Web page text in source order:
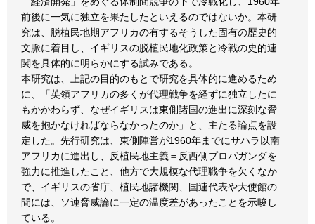
前後に一気に独立を果たしたといえるのではないか。本研
究は、脱植民地期アフリカの有するそうした固有の歴史的
文脈に着目し、イギリスの脱植民地化政策と冷戦の史的連
関を具体的に明らかにする試みである。
本研究は、上記の目的のもとで研究を具体的に進めるため
に、「英領アフリカの多くが代理戦争を経ずに独立したに
もかかわらず、なぜイギリスは東側諸国の進出に深刻な脅
威を抱かなければならなかったのか」と、主たる論点を設
定した。先行研究は、東側陣営が1960年までにサハラ以南
アフリカに進出し、反植民地主義＝反西側プロパガンダを
強力に推進したこと、他方で大規模な代理戦争を欠くなか
で、イギリスの省庁、植民地諸機関、国連代表や大使館の
間には、ソ連脅威論に一定の温度差があったことを示唆し
ている。